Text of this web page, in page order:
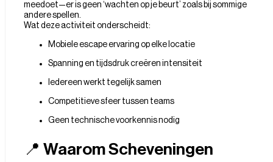
meedoet—er is geen ‘wachten op je beurt’ zoals bij sommige
andere spellen.
Wat deze activiteit onderscheidt:
Mobiele escape ervaring op elke locatie
Spanning en tijdsdruk creëren intensiteit
Iedereen werkt tegelijk samen
Competitieve sfeer tussen teams
Geen technische voorkennis nodig
📍 Waarom Scheveningen